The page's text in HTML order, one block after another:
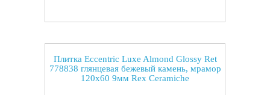
Плитка Eccentric Luxe Almond Glossy Ret
778838 глянцевая бежевый камень, мрамор
120x60 9мм Rex Ceramiche